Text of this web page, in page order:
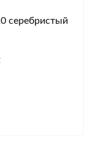
серебристый